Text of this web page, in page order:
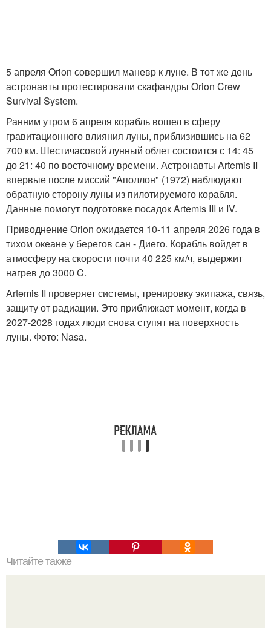
5 апреля Orion совершил маневр к луне. В тот же день
астронавты протестировали скафандры Orion Crew
Survival System.
Ранним утром 6 апреля корабль вошел в сферу
гравитационного влияния луны, приблизившись на 62
700 км. Шестичасовой лунный облет состоится с 14: 45
до 21: 40 по восточному времени. Астронавты Artemis II
впервые после миссий "Аполлон" (1972) наблюдают
обратную сторону луны из пилотируемого корабля.
Данные помогут подготовке посадок Artemis III и IV.
Приводнение Orion ожидается 10-11 апреля 2026 года в
тихом океане у берегов сан - Диего. Корабль войдет в
атмосферу на скорости почти 40 225 км/ч, выдержит
нагрев до 3000 C.
Artemis II проверяет системы, тренировку экипажа, связь,
защиту от радиации. Это приближает момент, когда в
2027-2028 годах люди снова ступят на поверхность
луны. Фото: Nasa.
Читайте также